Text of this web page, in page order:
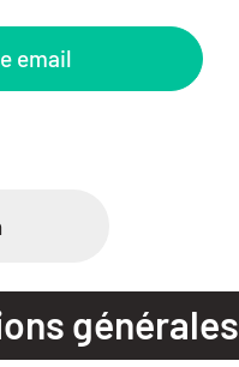
email
générales